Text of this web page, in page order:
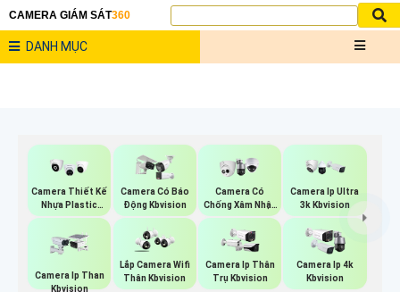
CAMERA GIÁM SÁT360
DANH MỤC
Camera Thiết Kế
Nhựa Plastic
Kbvision
Camera Có Báo
Động Kbvision
Camera Có
Chống Xâm Nhập
Kbvision
Camera Ip Ultra
3k Kbvision
Camera Ip Than
Kbvision
Lắp Camera Wifi
Thân Kbvision
Camera Ip Thân
Trụ Kbvision
Camera Ip 4k
Kbvision